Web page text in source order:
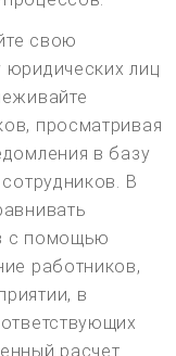
свою
юридических лиц
просматривая
в базу
В
с помощью
работников,
в
расчет